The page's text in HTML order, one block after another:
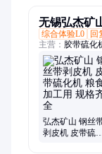
无锡弘杰矿
综合体验L0
回
主营： 胶带硫化
化机配件、输
弘杰矿山 钢丝
剥皮机 皮带硫化